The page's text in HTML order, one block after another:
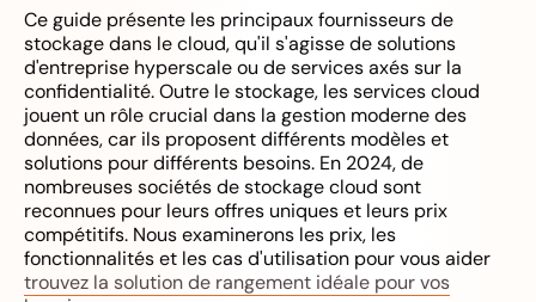
Ce guide présente les principaux fournisseurs de
stockage dans le cloud, qu'il s'agisse de solutions
d'entreprise hyperscale ou de services axés sur la
confidentialité. Outre le stockage, les services cloud
jouent un rôle crucial dans la gestion moderne des
données, car ils proposent différents modèles et
solutions pour différents besoins. En 2024, de
nombreuses sociétés de stockage cloud sont
reconnues pour leurs offres uniques et leurs prix
compétitifs. Nous examinerons les prix, les
fonctionnalités et les cas d'utilisation pour vous aider
trouvez la solution de rangement idéale pour vos